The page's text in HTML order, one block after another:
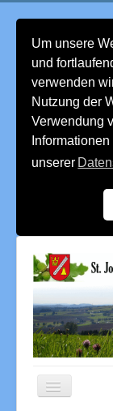
Um unsere
und
verwenden
Nutzung der
Verwendung
unserer
Navigation
an/aus